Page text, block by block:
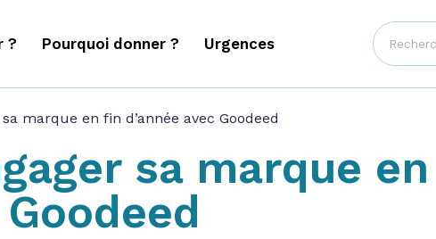
? Pourquoi donner ? Urgences
marque en fin d’année avec Goodeed
sa marque en